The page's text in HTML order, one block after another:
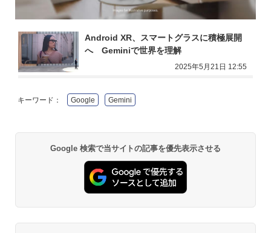
Android XR、スマートグラスに積極展開
へ　Geminiで世界を理解
2025年5月21日 12:55
キーワード： Google Gemini
Google 検索で当サイトの記事を優先表示させる